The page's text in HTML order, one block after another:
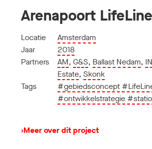
Arenapoort LifeLine
Locatie
Amsterdam
Jaar
2018
Partners
AM,G&S, Ballast Nedam,
Estate,Skonk
Tags
#gebiedsconcept
#ontwikkelstrategie
›Meer over dit project